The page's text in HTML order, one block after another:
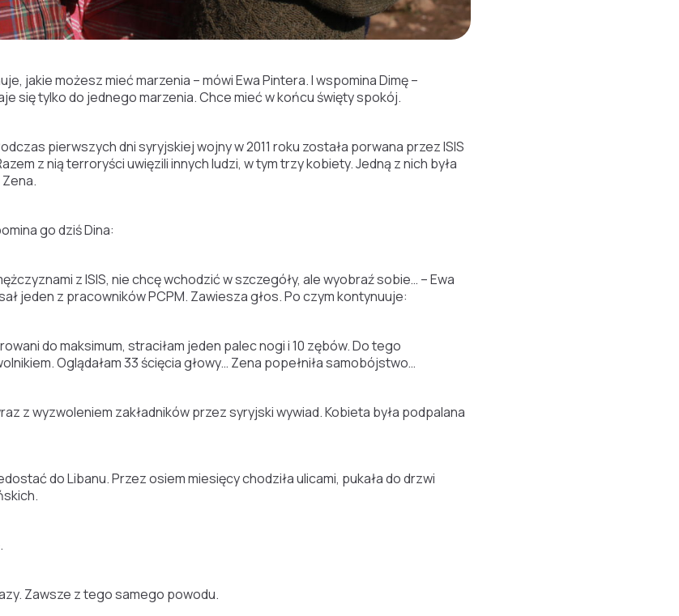
jakie możesz mieć marzenia – mówi Ewa Pintera. I wspomina Dimę –
się tylko do jednego marzenia. Chce mieć w końcu święty spokój.
pierwszych dni syryjskiej wojny w 2011 roku została porwana przez ISIS
z nią terroryści uwięzili innych ludzi, w tym trzy kobiety. Jedną z nich była
go dziś Dina:
z ISIS, nie chcę wchodzić w szczegóły, ale wyobraź sobie… – Ewa
jeden z pracowników PCPM. Zawiesza głos. Po czym kontynuuje:
do maksimum, straciłam jeden palec nogi i 10 zębów. Do tego
Oglądałam 33 ścięcia głowy… Zena popełniła samobójstwo…
z wyzwoleniem zakładników przez syryjski wywiad. Kobieta była podpalana
do Libanu. Przez osiem miesięcy chodziła ulicami, pukała do drzwi
Zawsze z tego samego powodu.